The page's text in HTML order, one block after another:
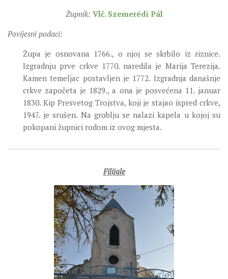
MOTO I LOGO
RADNE GRUPE SINODE
SINODSKI VESNIK
ZAŠTITA MALOLJETNIKA
Župnik: Vlč. Szemerédi Pál
Povijesni podaci:
Župa je osnovana 1766., o njoj se skrbilo iz riznice.
Izgradnju prve crkve 1770. naredila je Marija Terezija.
Kamen temeljac postavljen je 1772. Izgradnja današnje
crkve započeta je 1829., a ona je posvećena 11. januar
1830. Kip Presvetog Trojstva, koji je stajao ispred crkve,
1947. je srušen. Na groblju se nalazi kapela u kojoj su
pokopani župnici rodom iz ovog mjesta.
Filijale